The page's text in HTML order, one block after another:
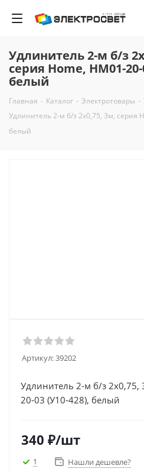
Удлинитель 2-м б/з
серия Home, HM01-
белый
Главная - Каталог - Электротовары -
Удлинитель 2-м б/з 2x0,75, 3м, серия
белый
Артикул:39202
Удлинитель 2-м б/з 2x0,75,
20-03 (У10-428), белый
340 ₽/шт
1 Нашли дешевле?